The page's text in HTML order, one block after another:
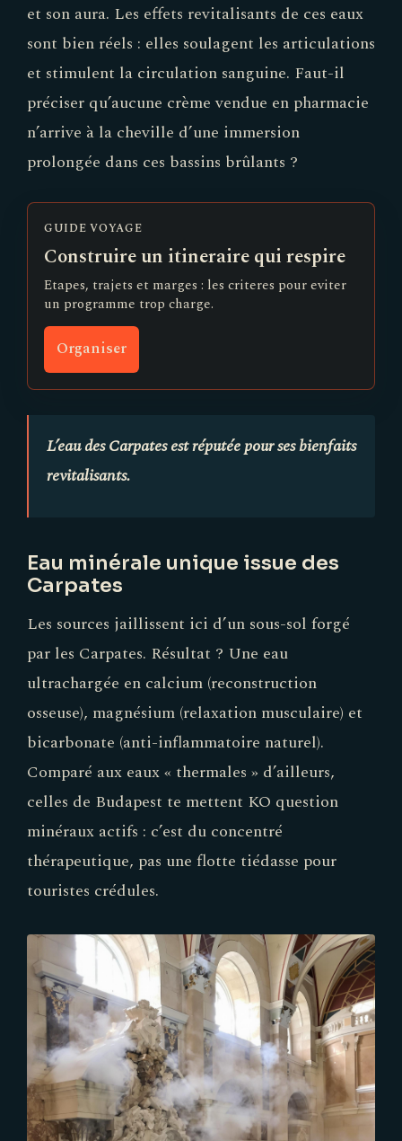
et son aura. Les effets revitalisants de ces eaux
sont bien réels : elles soulagent les articulations
et stimulent la circulation sanguine. Faut-il
préciser qu’aucune crème vendue en pharmacie
n’arrive à la cheville d’une immersion
prolongée dans ces bassins brûlants ?
GUIDE VOYAGE
Construire un itineraire qui respire
Etapes, trajets et marges : les criteres pour eviter
un programme trop charge.
Organiser
L’eau des Carpates est réputée pour ses bienfaits
revitalisants.
Eau minérale unique issue des
Carpates
Les sources jaillissent ici d’un sous-sol forgé
par les Carpates. Résultat ? Une eau
ultrachargée en calcium (reconstruction
osseuse), magnésium (relaxation musculaire) et
bicarbonate (anti-inflammatoire naturel).
Comparé aux eaux « thermales » d’ailleurs,
celles de Budapest te mettent KO question
minéraux actifs : c’est du concentré
thérapeutique, pas une flotte tiédasse pour
touristes crédules.